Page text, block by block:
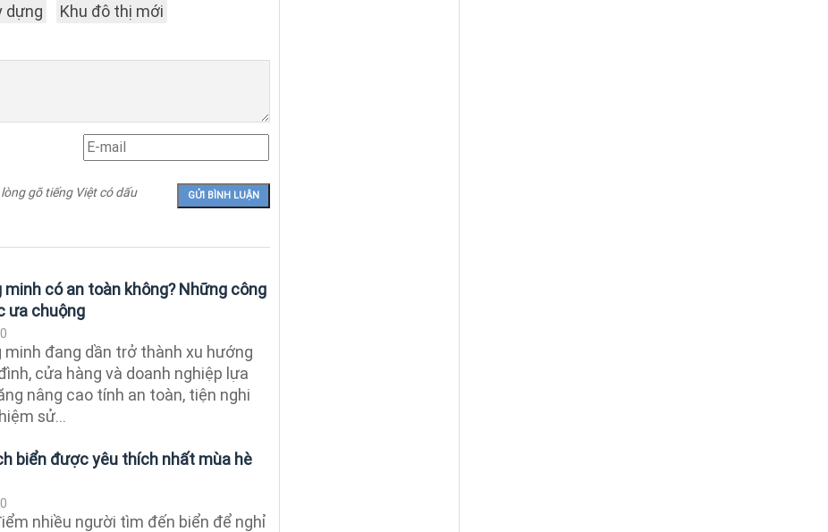
dựng Khu đô thị mới
gõ tiếng Việt có dấu
có an toàn không? Những công
ưa chuộng
minh đang dần trở thành xu hướng
cửa hàng và doanh nghiệp lựa
nâng cao tính an toàn, tiện nghi
sử...
biển được yêu thích nhất mùa hè
nhiều người tìm đến biển để nghỉ